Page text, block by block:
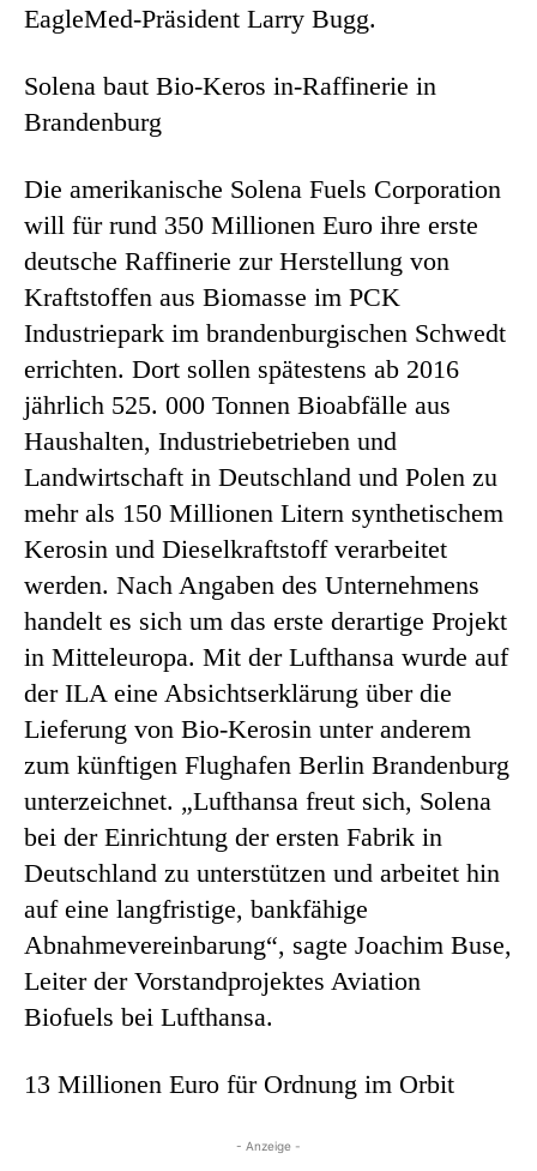
EagleMed-Präsident Larry Bugg.
Solena baut Bio-Keros in-Raffinerie in
Brandenburg
Die amerikanische Solena Fuels Corporation
will für rund 350 Millionen Euro ihre erste
deutsche Raffinerie zur Herstellung von
Kraftstoffen aus Biomasse im PCK
Industriepark im brandenburgischen Schwedt
errichten. Dort sollen spätestens ab 2016
jährlich 525. 000 Tonnen Bioabfälle aus
Haushalten, Industriebetrieben und
Landwirtschaft in Deutschland und Polen zu
mehr als 150 Millionen Litern synthetischem
Kerosin und Dieselkraftstoff verarbeitet
werden. Nach Angaben des Unternehmens
handelt es sich um das erste derartige Projekt
in Mitteleuropa. Mit der Lufthansa wurde auf
der ILA eine Absichtserklärung über die
Lieferung von Bio-Kerosin unter anderem
zum künftigen Flughafen Berlin Brandenburg
unterzeichnet. „Lufthansa freut sich, Solena
bei der Einrichtung der ersten Fabrik in
Deutschland zu unterstützen und arbeitet hin
auf eine langfristige, bankfähige
Abnahmevereinbarung“, sagte Joachim Buse,
Leiter der Vorstandprojektes Aviation
Biofuels bei Lufthansa.
13 Millionen Euro für Ordnung im Orbit
- Anzeige -